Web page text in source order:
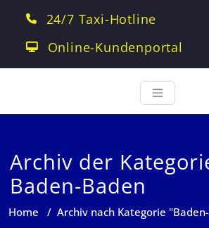
24/7 Taxi-Hotline
Online-Kundenportal
Archiv der
Baden-Baden
Home / Archiv nach Kategorie